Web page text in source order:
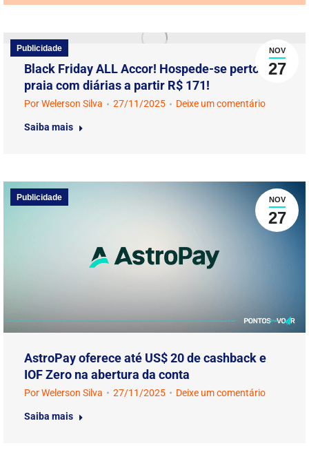
NOV
27
Publicidade
Black Friday ALL Accor! Hospede-se perto da
praia com diárias a partir R$ 171!
PorWelerson Silva 27/11/2025 Deixe um comentário
Saiba mais
NOV
27
Publicidade
AstroPay oferece até US$ 20 de cashback e
IOF Zero na abertura da conta
PorWelerson Silva 27/11/2025 Deixe um comentário
Saiba mais